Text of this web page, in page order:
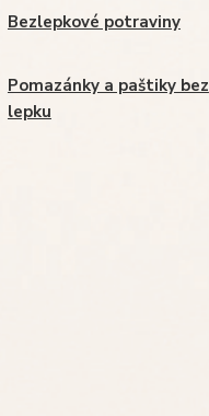
Bezlepkové potraviny
Pomazánky a paštiky bez
lepku